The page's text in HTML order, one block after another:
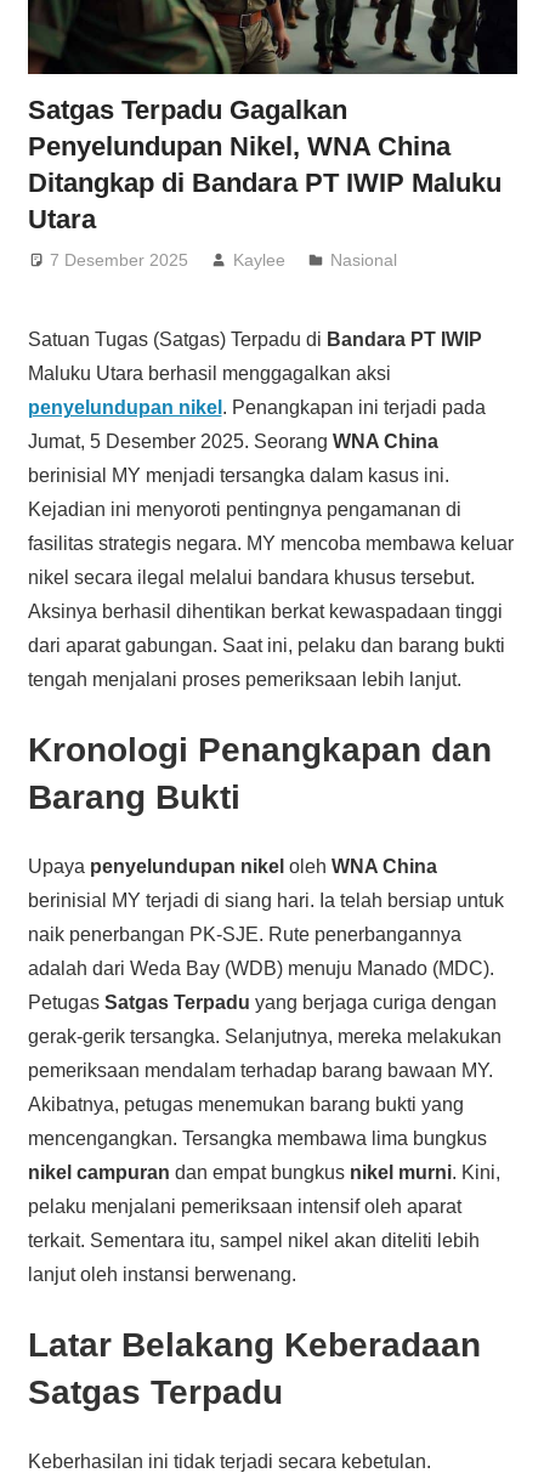
Satgas Terpadu Gagalkan
Penyelundupan Nikel, WNA China
Ditangkap di Bandara PT IWIP Maluku
Utara
7 Desember 2025 Kaylee Nasional
Satuan Tugas (Satgas) Terpadu di Bandara PT IWIP
Maluku Utara berhasil menggagalkan aksi
penyelundupan nikel . Penangkapan ini terjadi pada
Jumat, 5 Desember 2025. Seorang WNA China
berinisial MY menjadi tersangka dalam kasus ini.
Kejadian ini menyoroti pentingnya pengamanan di
fasilitas strategis negara. MY mencoba membawa keluar
nikel secara ilegal melalui bandara khusus tersebut.
Aksinya berhasil dihentikan berkat kewaspadaan tinggi
dari aparat gabungan. Saat ini, pelaku dan barang bukti
tengah menjalani proses pemeriksaan lebih lanjut.
Kronologi Penangkapan dan
Barang Bukti
Upaya penyelundupan nikel oleh WNA China
berinisial MY terjadi di siang hari. Ia telah bersiap untuk
naik penerbangan PK-SJE. Rute penerbangannya
adalah dari Weda Bay (WDB) menuju Manado (MDC).
Petugas Satgas Terpadu yang berjaga curiga dengan
gerak-gerik tersangka. Selanjutnya, mereka melakukan
pemeriksaan mendalam terhadap barang bawaan MY.
Akibatnya, petugas menemukan barang bukti yang
mencengangkan. Tersangka membawa lima bungkus
nikel campuran dan empat bungkus nikel murni. Kini,
pelaku menjalani pemeriksaan intensif oleh aparat
terkait. Sementara itu, sampel nikel akan diteliti lebih
lanjut oleh instansi berwenang.
Latar Belakang Keberadaan
Satgas Terpadu
Keberhasilan ini tidak terjadi secara kebetulan.